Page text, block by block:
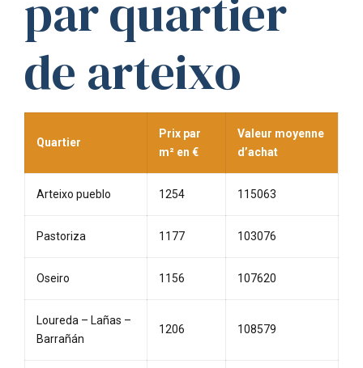
par quartier
de arteixo
Quartier
Prix par
m² en €
Valeur moyenne
d’achat
Arteixo pueblo 1254 115063
Pastoriza 1177 103076
Oseiro 1156 107620
Loureda – Lañas –
Barrañán
1206 108579